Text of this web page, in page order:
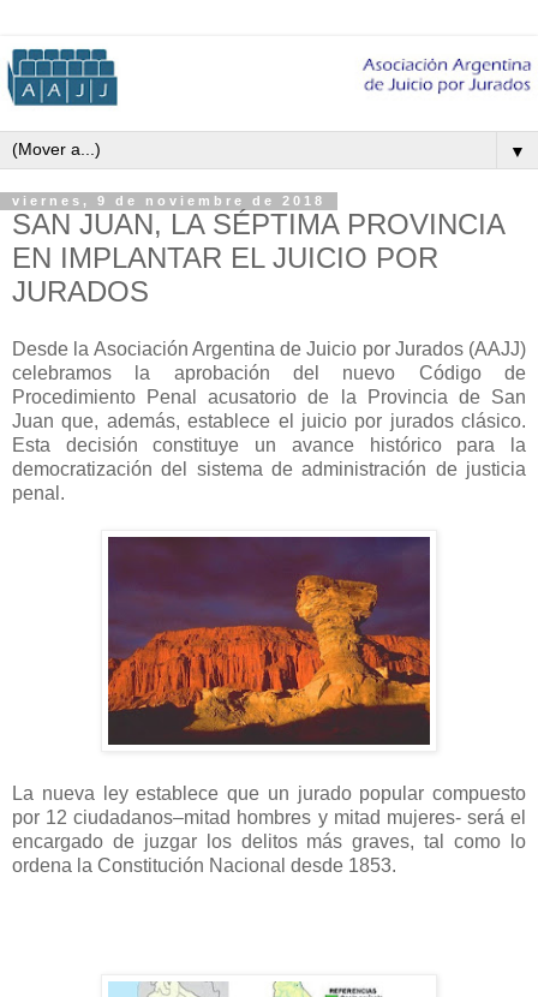
▼
viernes, 9 de noviembre de 2018
SAN JUAN, LA SÉPTIMA PROVINCIA
EN IMPLANTAR EL JUICIO POR
JURADOS
Desde la Asociación Argentina de Juicio por Jurados (AAJJ)
celebramos la aprobación del nuevo Código de
Procedimiento Penal acusatorio de la Provincia de San
Juan que, además, establece el juicio por jurados clásico.
Esta decisión constituye un avance histórico para la
democratización del sistema de administración de justicia
penal.
La nueva ley establece que un jurado popular compuesto
por 12 ciudadanos–mitad hombres y mitad mujeres- será el
encargado de juzgar los delitos más graves, tal como lo
ordena la Constitución Nacional desde 1853.